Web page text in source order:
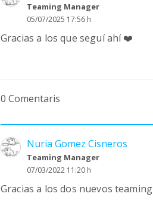
Teaming Manager
05/07/2025 17:56 h
Gracias a los que seguí ahí ❤️
0 Comentaris
Nuria Gomez Cisneros
Teaming Manager
07/03/2022 11:20 h
Gracias a los dos nuevos teaming